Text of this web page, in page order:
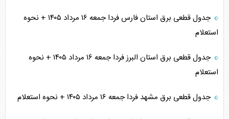
جدول قطعی برق استان فارس فردا جمعه ۱۶ مرداد ۱۴۰۵ + نحوه
استعلام
جدول قطعی برق استان البرز فردا جمعه ۱۶ مرداد ۱۴۰۵ + نحوه
استعلام
جدول قطعی برق مشهد فردا جمعه ۱۶ مرداد ۱۴۰۵ + نحوه استعلام